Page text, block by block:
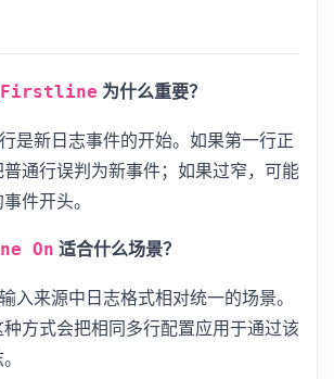
为什么重要？
是新日志事件的开始。如果第一行正
通行误判为新事件；如果过窄，可能
件开头。
On 适合什么场景？
入来源中日志格式相对统一的场景。
方式会把相同多行配置应用于通过该